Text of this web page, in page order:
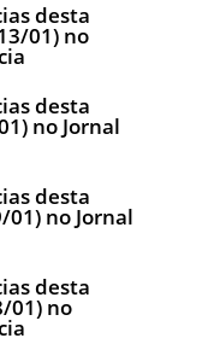
desta
01) no
desta
no Jornal
desta
no Jornal
desta
01) no